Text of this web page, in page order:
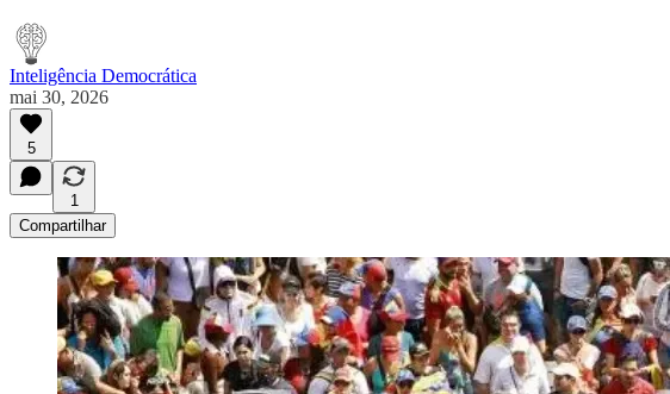
Inteligência Democrática
mai 30, 2026
5
1
Compartilhar